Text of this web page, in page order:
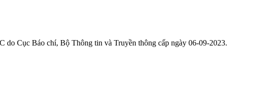
do Cục Báo chí, Bộ Thông tin và Truyền thông cấp ngày 06-09-2023.